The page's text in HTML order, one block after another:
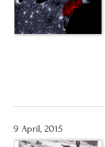
9 April, 2015